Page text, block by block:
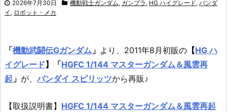
2026年7月30日 機動戦士ガンダム, ガンプラ , HG ハイグレード, バンダ
イ , ロボット・メカ
「機動武闘伝Gガンダム 」 より、2011年8月初販の 【HG ハ
イグレード】 「HGFC 1/144 マスターガンダム＆風雲再
起 」 が、バンダイ スピリッツから再販♪
【取扱説明書】 HGFC 1/144 マスターガンダム＆風雲再起